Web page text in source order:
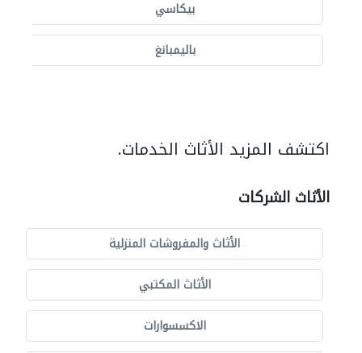
بيكاسي
باليمبانغ
اكتشف المزيد الأثاث الخدمات.
الأثاث الشركات
الأثاث والمفروشات المنزلية
الأثاث المكتبي
الاكسسوارات